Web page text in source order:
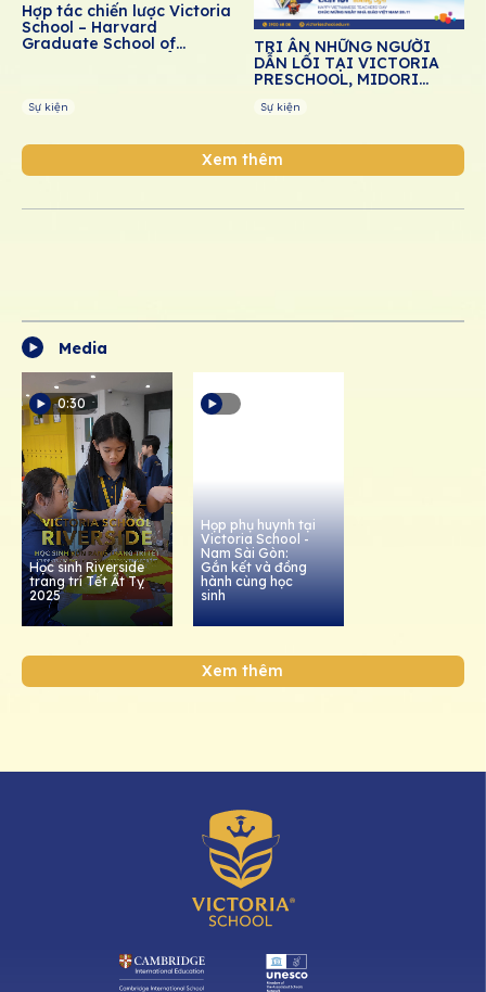
Hợp tác chiến lược Victoria
School – Harvard
Graduate School of
Sự kiện
TRI ÂN NHỮNG NGƯỜI
DẪN LỐI TẠI VICTORIA
PRESCHOOL, MIDORI
SCHOOL
Sự kiện
Xem thêm
Media
0:30
Học sinh Riverside
trang trí Tết Ất Tỵ
2025
Họp phụ huynh tại
Victoria School -
Nam Sài Gòn:
Gắn kết và đồng
hành cùng học
sinh
Xem thêm